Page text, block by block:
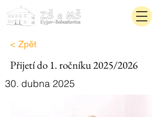
< Zpět
Přijetí do 1. ročníku 2025/2026
30. dubna 2025